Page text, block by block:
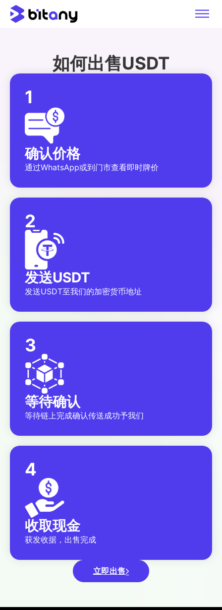
如何出售USDT
1
确认价格
通过WhatsApp或到门市查看即时牌价
2
发送USDT
发送USDT至我们的加密货币地址
3
等待确认
等待链上完成确认传送成功予我们
4
收取现金
获发收据，出售完成
立即出售